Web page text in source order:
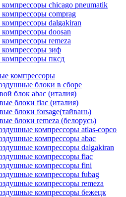
chicago pneumatik
comprag
dalgakiran
doosan
remeza
зиф
пксд
компрессоры
блоки в сборе
блок abac (италия)
блоки fiac (италия)
блоки forsage(тайвань)
блоки remeza (белорусь)
компрессоры atlas-copco
компрессоры abac
компрессоры dalgakiran
компрессоры fiac
компрессоры fini
компрессоры fubag
компрессоры remeza
компрессоры бежецк